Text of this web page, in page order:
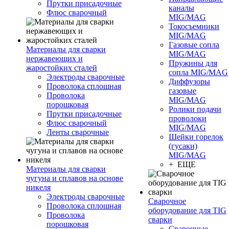
Прутки присадочные
Флюс сварочный
Материалы для сварки
нержавеющих и
жаростойких сталей
Электроды сварочные
Проволока сплошная
Проволока
порошковая
Прутки присадочные
Флюс сварочный
Ленты сварочные
Материалы для сварки
чугуна и сплавов на основе
никеля
Электроды сварочные
Проволока сплошная
Проволока
порошковая
каналы
MIG/MAG
Токосъемники
MIG/MAG
Газовые сопла
MIG/MAG
Пружины для
сопла MIG/MAG
Диффузоры
газовые
MIG/MAG
Ролики подачи
проволоки
MIG/MAG
Шейки горелок
(гусаки)
MIG/MAG
+ ЕЩЕ
Сварочное
оборудование для TIG
сварки